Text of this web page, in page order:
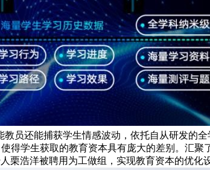
员还能捕获学生情感波动，依托自从研发的
得学生获取的教育资本具有庞大的差别。汇
栗浩洋被聘用为工做组，实现教育资本的优